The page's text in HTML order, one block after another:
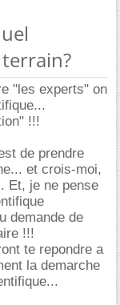
"les experts" on
!!!
de prendre
et crois-moi,
Et, je ne pense
demande de
!!!
te repondre a
la demarche